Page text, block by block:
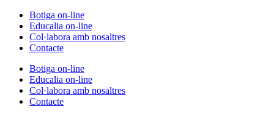
contingut
Botiga on-line
Educalia on-line
Col·labora amb nosaltres
Contacte
Botiga on-line
Educalia on-line
Col·labora amb nosaltres
Contacte